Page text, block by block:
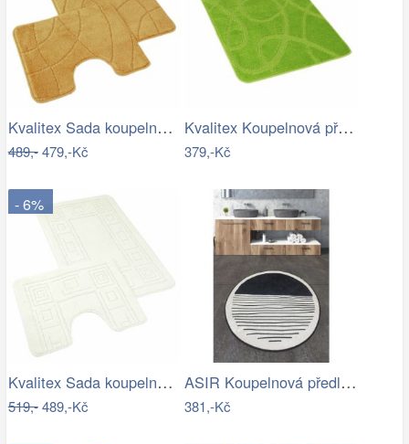
Kvalitex Sada koupelnových předložek…
489,-479,-Kč
Kvalitex Koupelnová předložka Elipsy…
379,-Kč
- 6%
Kvalitex Sada koupelnových předložek…
519,-489,-Kč
ASIR Koupelnová předložka BOMB černobílá
381,-Kč